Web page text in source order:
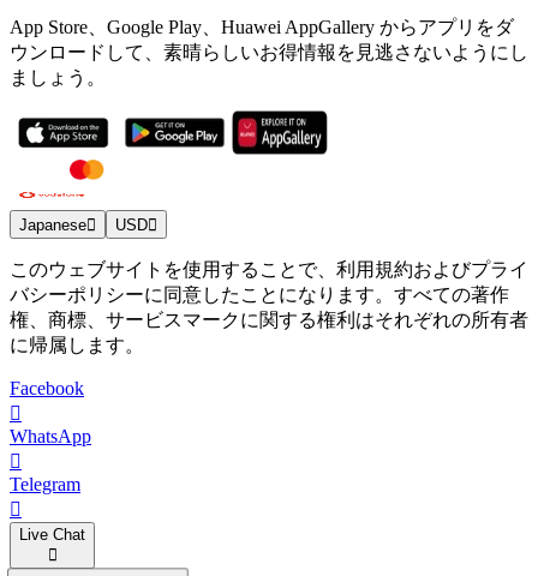
App Store、Google Play、Huawei AppGallery からアプリをダ
ウンロードして、素晴らしいお得情報を見逃さないようにし
ましょう。
Japanese USD
このウェブサイトを使用することで、利用規約およびプライ
バシーポリシーに同意したことになります。すべての著作
権、商標、サービスマークに関する権利はそれぞれの所有者
に帰属します。
Facebook
WhatsApp
Telegram
Live Chat